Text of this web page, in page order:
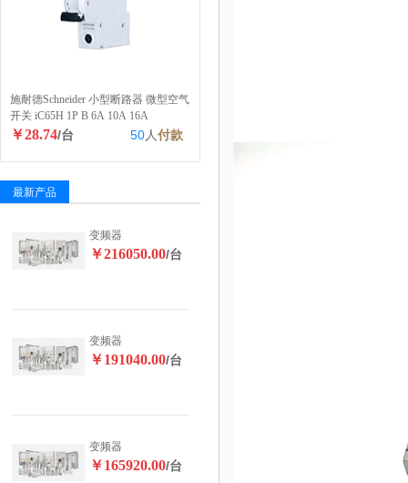
施耐德Schneider 小型断路器 微型空气
开关 iC65H 1P B 6A 10A 16A
￥28.74/台 50人付款
最新产品
变频器
￥216050.00/台
变频器
￥191040.00/台
变频器
￥165920.00/台